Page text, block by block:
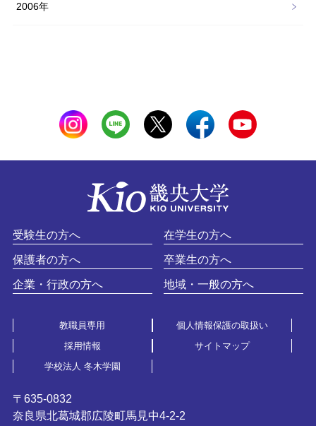
2006年
受験生の方へ 在学生の方へ
保護者の方へ 卒業生の方へ
企業・行政の方へ 地域・一般の方へ
教職員専用
個人情報保護の取扱い
採用情報
サイトマップ
学校法人 冬木学園
〒635-0832
奈良県北葛城郡広陵町馬見中4-2-2